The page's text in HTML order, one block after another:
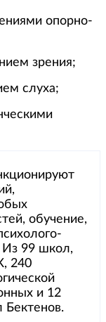
опорно-
зрения;
слуха;
обучение,
Из 99 школ,
240
и 12
Бектенов.